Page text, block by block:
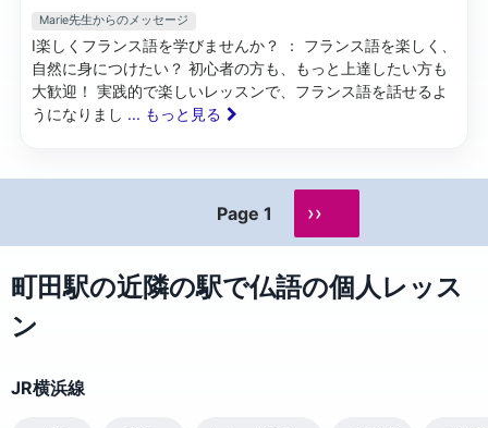
Marie先生からのメッセージ
I楽しくフランス語を学びませんか？ ： フランス語を楽しく、
自然に身につけたい？ 初心者の方も、もっと上達したい方も
大歓迎！ 実践的で楽しいレッスンで、フランス語を話せるよ
うになりまし ... もっと見る
Page 1 ››
町田駅の近隣の駅で仏語の個人レッス
ン
JR横浜線